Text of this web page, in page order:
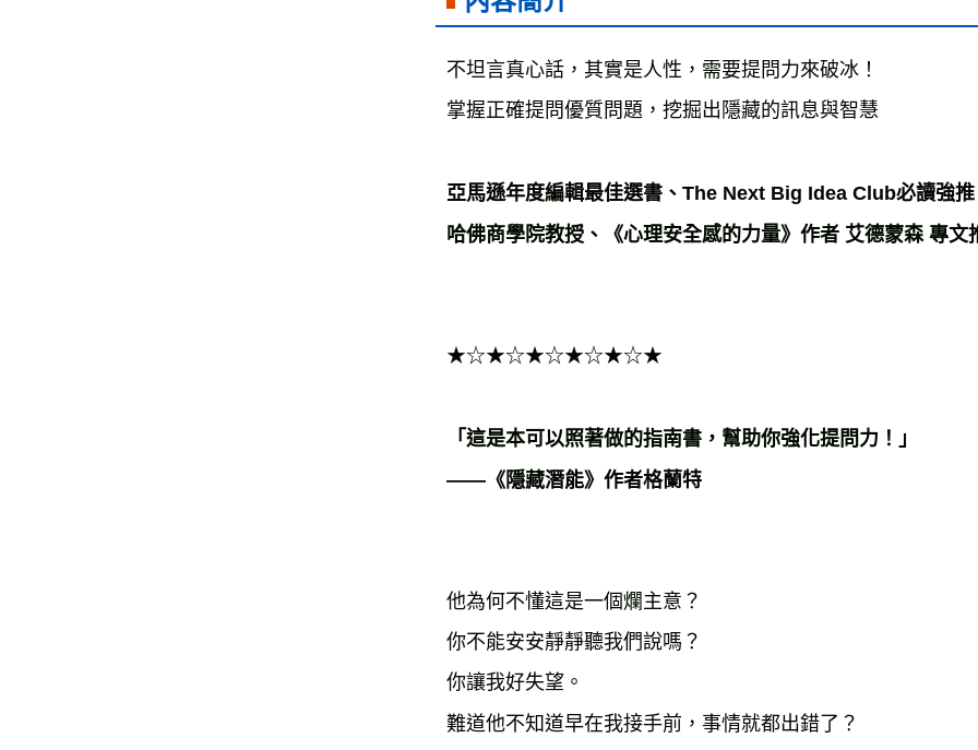
不坦言真心話，其實是人性，需要提問力來破冰！
掌握正確提問優質問題，挖掘出隱藏的訊息與智慧
亞馬遜年度編輯最佳選書、The Next Big Idea Club必讀強推
哈佛商學院教授、《心理安全感的力量》作者 艾德蒙森 專文
★☆★☆★☆★☆★☆★
「這是本可以照著做的指南書，幫助你強化提問力！」
——《隱藏潛能》作者格蘭特
他為何不懂這是一個爛主意？
你不能安安靜靜聽我們說嗎？
你讓我好失望。
難道他不知道早在我接手前，事情就都出錯了？